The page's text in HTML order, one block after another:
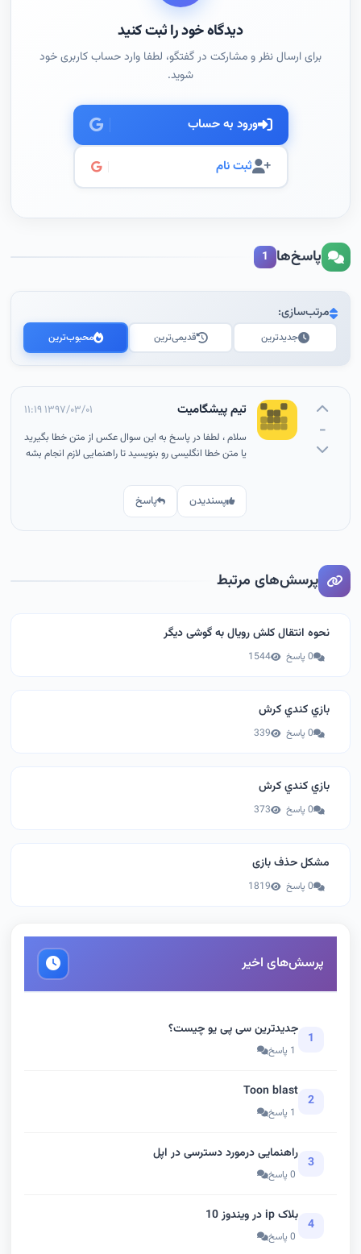
دیدگاه خود را ثبت کنید
برای ارسال نظر و مشارکت در گفتگو، لطفا وارد حساب کاربری خود
شوید.
ورود به حساب
ثبت نام
پاسخ‌ها 1
مرتب‌سازی:
جدیدترین قدیمی‌ترین محبوب‌ترین
-
تیم پیشگامیت
۱۳۹۷/۰۳/۰۱ ۱۱:۱۹
سلام ، لطفا در پاسخ به این سوال عکس از متن خطا بگیرید
یا متن خطا انگلیسی رو بنویسید تا راهنمایی لازم انجام بشه
پسندیدن پاسخ
پرسش‌های مرتبط
نحوه انتقال کلش رویال به گوشی دیگر
0 پاسخ 1544
بازي كندي كرش
0 پاسخ 339
بازي كندي كرش
0 پاسخ 373
مشکل حذف بازی
0 پاسخ 1819
پرسش‌های اخیر
1
جدیدترین سی پی یو چیست؟
1 پاسخ
2
Toon blast
1 پاسخ
3
راهنمایی درمورد دسترسی در اپل
0 پاسخ
4
بلاک ip در ویندوز 10
0 پاسخ